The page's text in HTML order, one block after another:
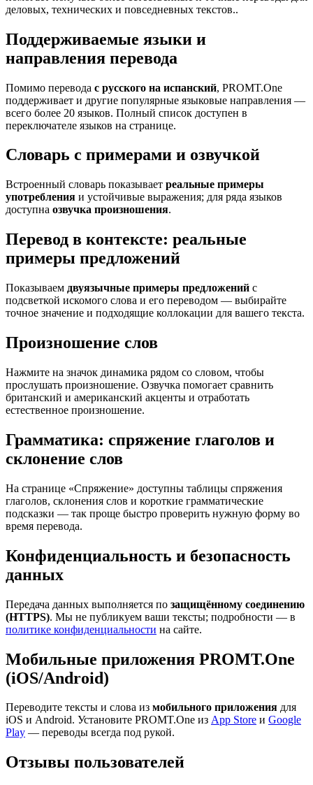
деловых, технических и повседневных текстов..
Поддерживаемые языки и
направления перевода
Помимо перевода с русского на испанский, PROMT.One
поддерживает и другие популярные языковые направления —
всего более 20 языков. Полный список доступен в
переключателе языков на странице.
Словарь с примерами и озвучкой
Встроенный словарь показывает реальные примеры
употребления и устойчивые выражения; для ряда языков
доступна озвучка произношения.
Перевод в контексте: реальные
примеры предложений
Показываем двуязычные примеры предложений с
подсветкой искомого слова и его переводом — выбирайте
точное значение и подходящие коллокации для вашего текста.
Произношение слов
Нажмите на значок динамика рядом со словом, чтобы
прослушать произношение. Озвучка помогает сравнить
британский и американский акценты и отработать
естественное произношение.
Грамматика: спряжение глаголов и
склонение слов
На странице «Спряжение» доступны таблицы спряжения
глаголов, склонения слов и короткие грамматические
подсказки — так проще быстро проверить нужную форму во
время перевода.
Конфиденциальность и безопасность
данных
Передача данных выполняется по защищённому соединению
(HTTPS). Мы не публикуем ваши тексты; подробности — в
политике конфиденциальности на сайте.
Мобильные приложения PROMT.One
(iOS/Android)
Переводите тексты и слова из мобильного приложения для
iOS и Android. Установите PROMT.One из App Store и Google
Play — переводы всегда под рукой.
Отзывы пользователей